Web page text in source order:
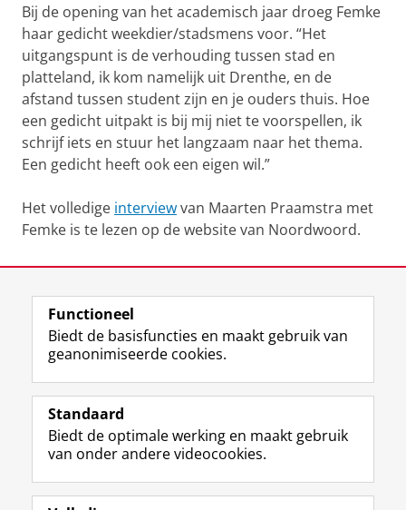
Bij de opening van het academisch jaar droeg Femke
haar gedicht weekdier/stadsmens voor. “Het
uitgangspunt is de verhouding tussen stad en
platteland, ik kom namelijk uit Drenthe, en de
afstand tussen student zijn en je ouders thuis. Hoe
een gedicht uitpakt is bij mij niet te voorspellen, ik
schrijf iets en stuur het langzaam naar het thema.
Een gedicht heeft ook een eigen wil.”
Het volledige interviewvan Maarten Praamstra met
Femke is te lezen op de website van Noordwoord.
View this page in:English
Volg de RUG
F
a
e
b
o
L
i
k
e
I
R
S
-
f
e
I
n
t
r
Y
o
T
e
Studiekiezers
Functioneel
Biedt de basisfuncties en maakt gebruik van
geanonimiseerde cookies.
Standaard
Biedt de optimale werking en maakt gebruik
van onder andere videocookies.